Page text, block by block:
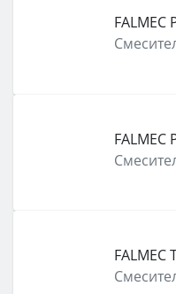
FALMEC
FALMEC
FALMEC